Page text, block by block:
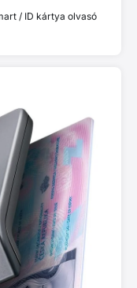
/ ID kártya olvasó